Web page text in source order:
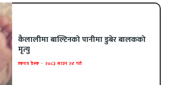
कैलालीमा बाल्टिनको पानीमा डुबेर बालकको
मृत्यु
एकपत्र डेस्क - २०८३ साउन २४ गते